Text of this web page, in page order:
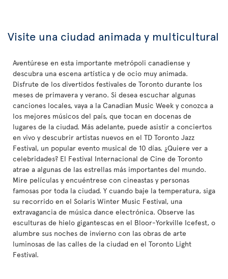
Visite una ciudad animada y multicultural
Aventúrese en esta importante metrópoli canadiense y
descubra una escena artística y de ocio muy animada.
Disfrute de los divertidos festivales de Toronto durante los
meses de primavera y verano. Si desea escuchar algunas
canciones locales, vaya a la Canadian Music Week y conozca a
los mejores músicos del país, que tocan en docenas de
lugares de la ciudad. Más adelante, puede asistir a conciertos
en vivo y descubrir artistas nuevos en el TD Toronto Jazz
Festival, un popular evento musical de 10 días. ¿Quiere ver a
celebridades? El Festival Internacional de Cine de Toronto
atrae a algunas de las estrellas más importantes del mundo.
Mire películas y encuéntrese con cineastas y personas
famosas por toda la ciudad. Y cuando baje la temperatura, siga
su recorrido en el Solaris Winter Music Festival, una
extravagancia de música dance electrónica. Observe las
esculturas de hielo gigantescas en el Bloor-Yorkville Icefest, o
alumbre sus noches de invierno con las obras de arte
luminosas de las calles de la ciudad en el Toronto Light
Festival.